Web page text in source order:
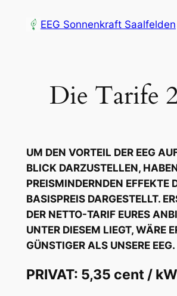
EEG Sonnenkraft Saalfelden
Die Tarife
UM DEN VORTEIL DER EEG
BLICK DARZUSTELLEN,
PREISMINDERNDEN EFFEKTE
BASISPREIS DARGESTELLT.
DER NETTO-TARIF EURES
UNTER DIESEM LIEGT, WÄRE
GÜNSTIGER ALS UNSERE EEG.
PRIVAT: 5,35 cent /